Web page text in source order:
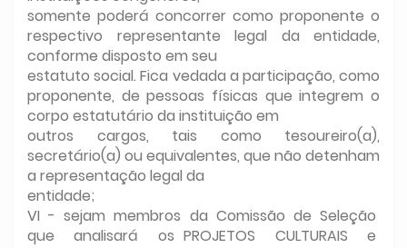
somente poderá concorrer como proponente o
respectivo representante legal da entidade,
conforme disposto em seu
estatuto social. Fica vedada a participação, como
proponente, de pessoas físicas que integrem o
corpo estatutário da instituição em
outros cargos, tais como tesoureiro(a),
secretário(a) ou equivalentes, que não detenham
a representação legal da
entidade;
VI - sejam membros da Comissão de Seleção
que analisará os PROJETOS CULTURAIS e